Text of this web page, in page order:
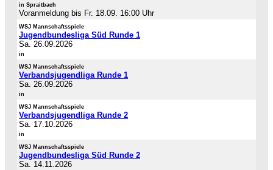
in Spraitbach
Voranmeldung bis Fr. 18.09. 16:00 Uhr
WSJ Mannschaftsspiele
Jugendbundesliga Süd Runde 1
Sa. 26.09.2026
in
WSJ Mannschaftsspiele
Verbandsjugendliga Runde 1
Sa. 26.09.2026
in
WSJ Mannschaftsspiele
Verbandsjugendliga Runde 2
Sa. 17.10.2026
in
WSJ Mannschaftsspiele
Jugendbundesliga Süd Runde 2
Sa. 14.11.2026